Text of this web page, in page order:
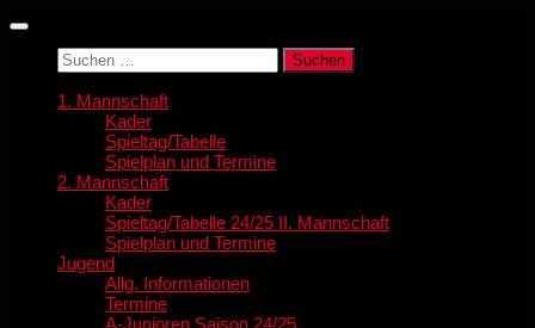
Zum
springenSuchen
nach:
1. Mannschaft
Kader
Spieltag/Tabelle
Spielplan und Termine
2. Mannschaft
Kader
Spieltag/Tabelle 24/25 II. Mannschaft
Spielplan und Termine
Jugend
Allg. Informationen
Termine
A-Junioren Saison 24/25